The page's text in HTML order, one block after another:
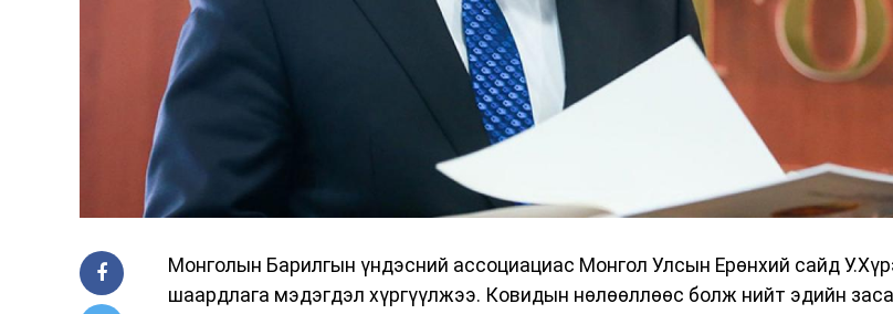
Монголын Барилгын үндэсний ассоциациас Монгол Улсын Ерөнхий сайд
шаардлага мэдэгдэл хүргүүлжээ. Ковидын нөлөөллөөс болж нийт эдийн